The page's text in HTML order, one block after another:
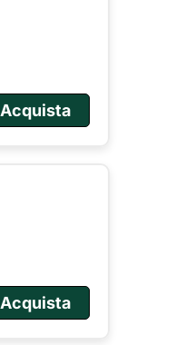
Acquista
Acquista